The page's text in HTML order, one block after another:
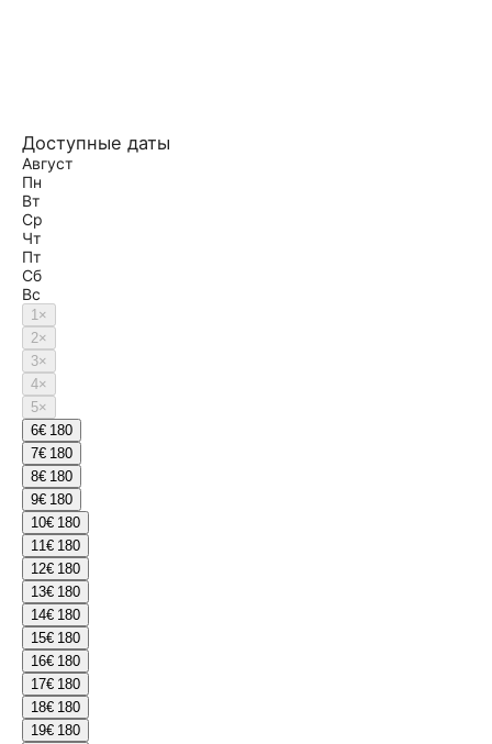
Доступные даты
Август
Пн
Вт
Ср
Чт
Пт
Сб
Вс
1×
2×
3×
4×
5×
6€ 180
7€ 180
8€ 180
9€ 180
10€ 180
11€ 180
12€ 180
13€ 180
14€ 180
15€ 180
16€ 180
17€ 180
18€ 180
19€ 180